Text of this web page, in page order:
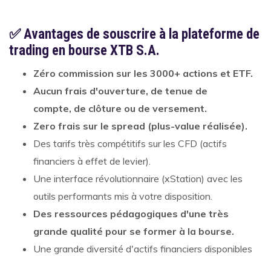
✅ Avantages de souscrire à la plateforme de
trading en bourse XTB S.A.
Zéro commission sur les 3000+ actions et ETF.
Aucun frais d'ouverture, de tenue de
compte, de clôture ou de versement.
Zero frais sur le spread (plus-value réalisée).
Des tarifs très compétitifs sur les CFD (actifs
financiers à effet de levier).
Une interface révolutionnaire (xStation) avec les
outils performants mis à votre disposition.
Des ressources pédagogiques d'une très
grande qualité pour se former à la bourse.
Une grande diversité d'actifs financiers disponibles